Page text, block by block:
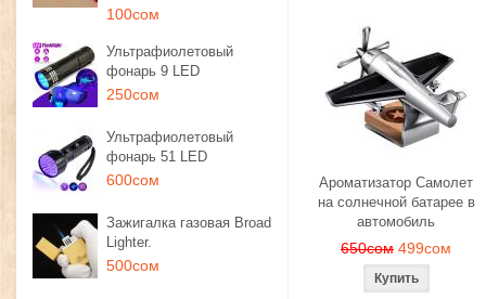
100сом
Ультрафиолетовый
фонарь 9 LED
250сом
Ультрафиолетовый
фонарь 51 LED
600сом
Зажигалка газовая Broad
Lighter.
500сом
Ароматизатор Самолет
на солнечной батарее в
автомобиль
650сом 499сом